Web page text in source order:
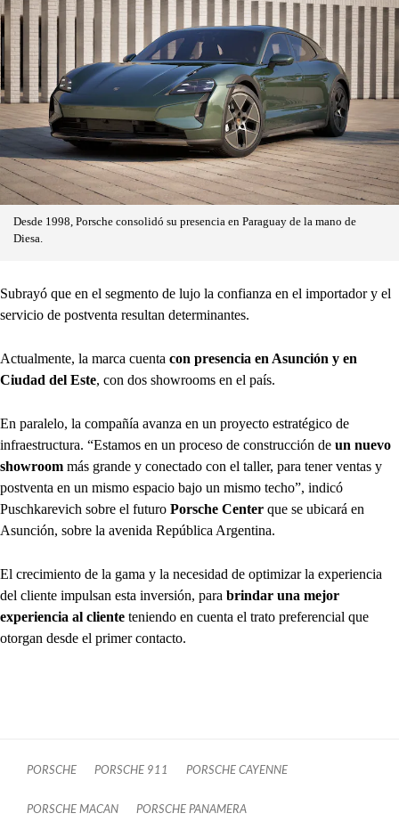
Desde 1998, Porsche consolidó su presencia en Paraguay de la mano de
Diesa.
Subrayó que en el segmento de lujo la confianza en el importador y el
servicio de postventa resultan determinantes.
Actualmente, la marca cuenta con presencia en Asunción y en
Ciudad del Este, con dos showrooms en el país.
En paralelo, la compañía avanza en un proyecto estratégico de
infraestructura. “Estamos en un proceso de construcción de un nuevo
showroom más grande y conectado con el taller, para tener ventas y
postventa en un mismo espacio bajo un mismo techo”, indicó
Puschkarevich sobre el futuro Porsche Center que se ubicará en
Asunción, sobre la avenida República Argentina.
El crecimiento de la gama y la necesidad de optimizar la experiencia
del cliente impulsan esta inversión, para brindar una mejor
experiencia al cliente teniendo en cuenta el trato preferencial que
otorgan desde el primer contacto.
PORSCHE PORSCHE 911 PORSCHE CAYENNE
PORSCHE MACAN PORSCHE PANAMERA